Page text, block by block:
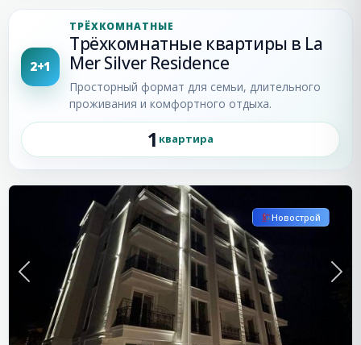
качества, премиального уровня комфорта и
отличного расположения на побережье Болгарии.
2+1
ТРЁХКОМНАТНЫЕ
Трёхкомнатные квартиры в La
Mer Silver Residence
Просторный формат для семьи, длительного
проживания и комфортного отдыха.
1 квартира
Previous Next
Новострой
С видом на море